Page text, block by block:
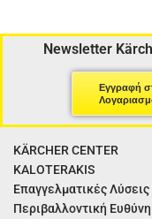
Newsletter
Εγγραφή
KÄRCHER CENTER
KALOTERAKIS
Επαγγελματικές Λύσεις
Περιβαλλοντική Ευθύνη